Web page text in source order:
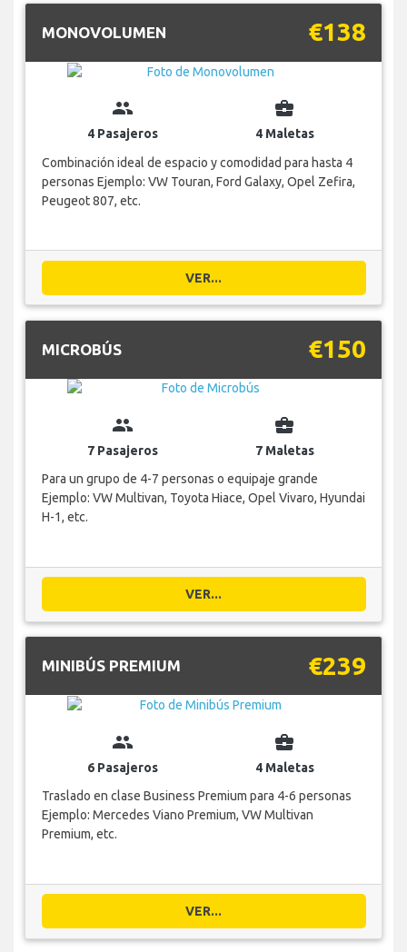
MONOVOLUMEN €138
group
4 Pasajeros
business_center
4 Maletas
Combinación ideal de espacio y comodidad para hasta 4
personas Ejemplo: VW Touran, Ford Galaxy, Opel Zefira,
Peugeot 807, etc.
VER...
MICROBÚS €150
group
7 Pasajeros
business_center
7 Maletas
Para un grupo de 4-7 personas o equipaje grande
Ejemplo: VW Multivan, Toyota Hiace, Opel Vivaro, Hyundai
H-1, etc.
VER...
MINIBÚS PREMIUM €239
group
6 Pasajeros
business_center
4 Maletas
Traslado en clase Business Premium para 4-6 personas
Ejemplo: Mercedes Viano Premium, VW Multivan
Premium, etc.
VER...